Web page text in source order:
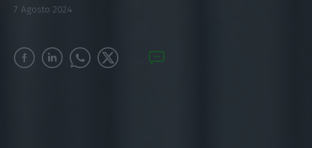
7 Agosto 2024